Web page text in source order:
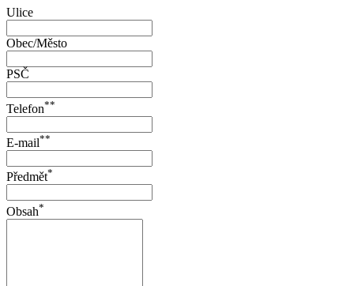
Ulice
Obec/Město
PSČ
Telefon**
E-mail**
Předmět*
Obsah*